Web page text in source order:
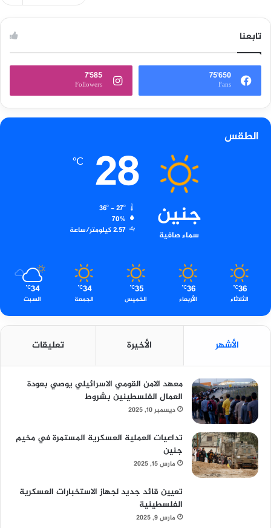
تابعنا
75٬650
Fans
7٬585
Followers
الطقس
جنين
سماء صافية
28
℃
36º - 27º
70%
2.57 كيلومتر/ساعة
36
℃
الثلاثاء
36
℃
الأربعاء
35
℃
الخميس
34
℃
الجمعة
34
℃
السبت
الأشهر الأخيرة تعليقات
معهد الامن القومي الاسرائيلي يوصي بعودة
العمال الفلسطينين بشروط
ديسمبر 10, 2025
تداعيات العملية العسكرية المستمرة في مخيم
جنين
مارس 15, 2025
تعيين قائد جديد لجهاز الاستخبارات العسكرية
الفلسطينية
مارس 9, 2025